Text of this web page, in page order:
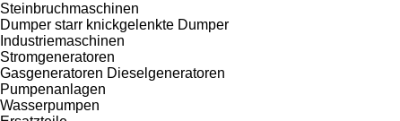
Steinbruchmaschinen
Dumper starr knickgelenkte Dumper
Industriemaschinen
Stromgeneratoren
Gasgeneratoren Dieselgeneratoren
Pumpenanlagen
Wasserpumpen